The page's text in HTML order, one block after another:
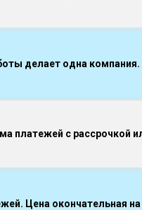
делает одна компания.
платежей с рассрочкой
Цена окончательная